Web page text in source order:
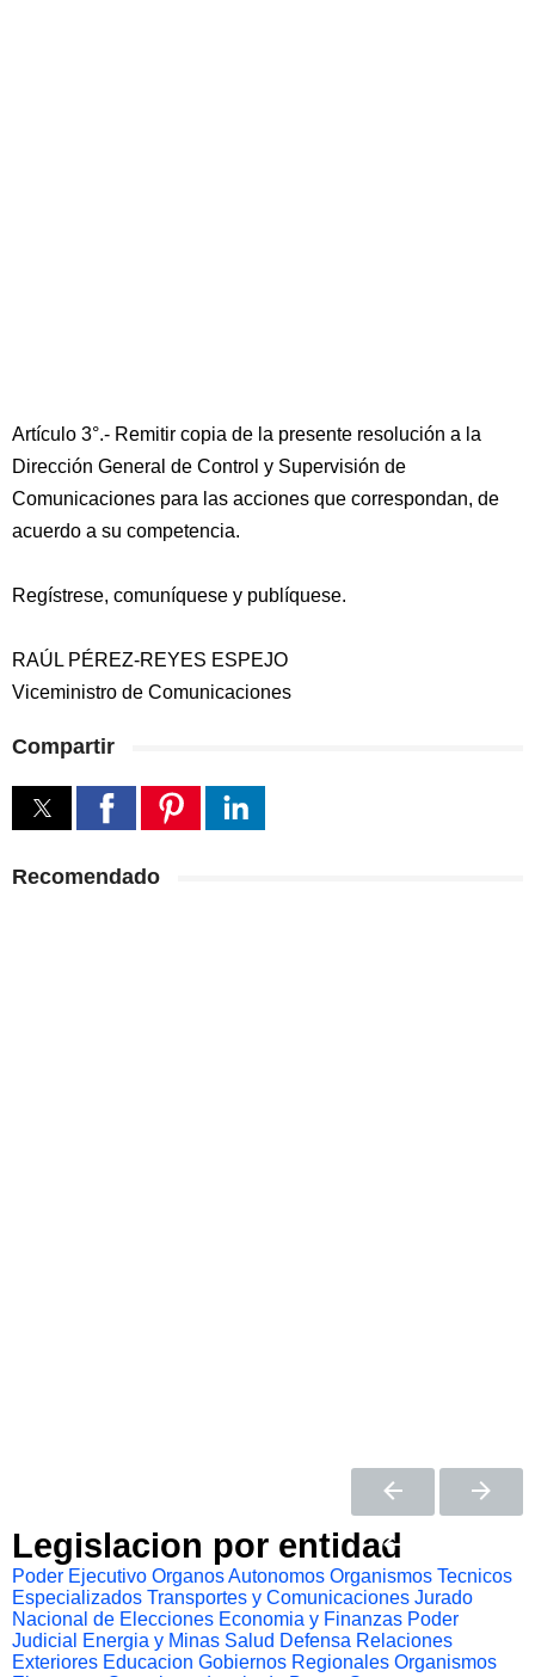
Artículo 3°.- Remitir copia de la presente resolución a la
Dirección General de Control y Supervisión de
Comunicaciones para las acciones que correspondan, de
acuerdo a su competencia.
Regístrese, comuníquese y publíquese.
RAÚL PÉREZ-REYES ESPEJO
Viceministro de Comunicaciones
Compartir
Recomendado
Legislacion por entidad
Poder Ejecutivo Organos Autonomos Organismos Tecnicos
Especializados Transportes y Comunicaciones Jurado
Nacional de Elecciones Economia y Finanzas Poder
Judicial
Energia y Minas Salud Defensa Relaciones
Exteriores Educacion Gobiernos Regionales Organismos